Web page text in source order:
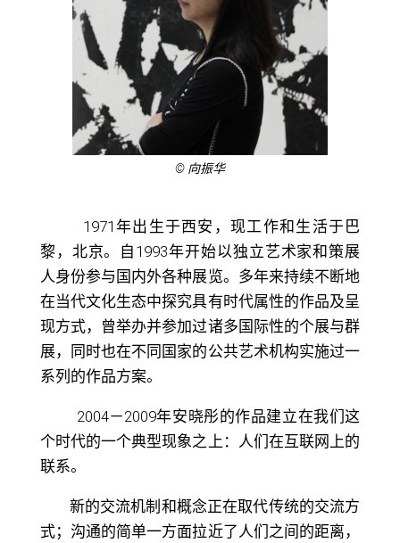
© 向振华
1971 年出生于西安，现工作和生活于巴
黎，北京。自 1993年开始以独立艺术家和策展
人身份参与国内外各种展览。多年来持续不断地
在当代文化生态中探究具有时代属性的作品及呈
现方式，曾举办并参加过诸多国际性的个展与群
展，同时也在不同国家的公共艺术机构实施过一
系列的作品方案。
2004－2009年安晓彤的作品建立在我们这
个时代的一个典型现象之上：人们在互联网上的
联系。
新的交流机制和概念正在取代传统的交流方
式；沟通的简单一方面拉近了人们之间的距离，